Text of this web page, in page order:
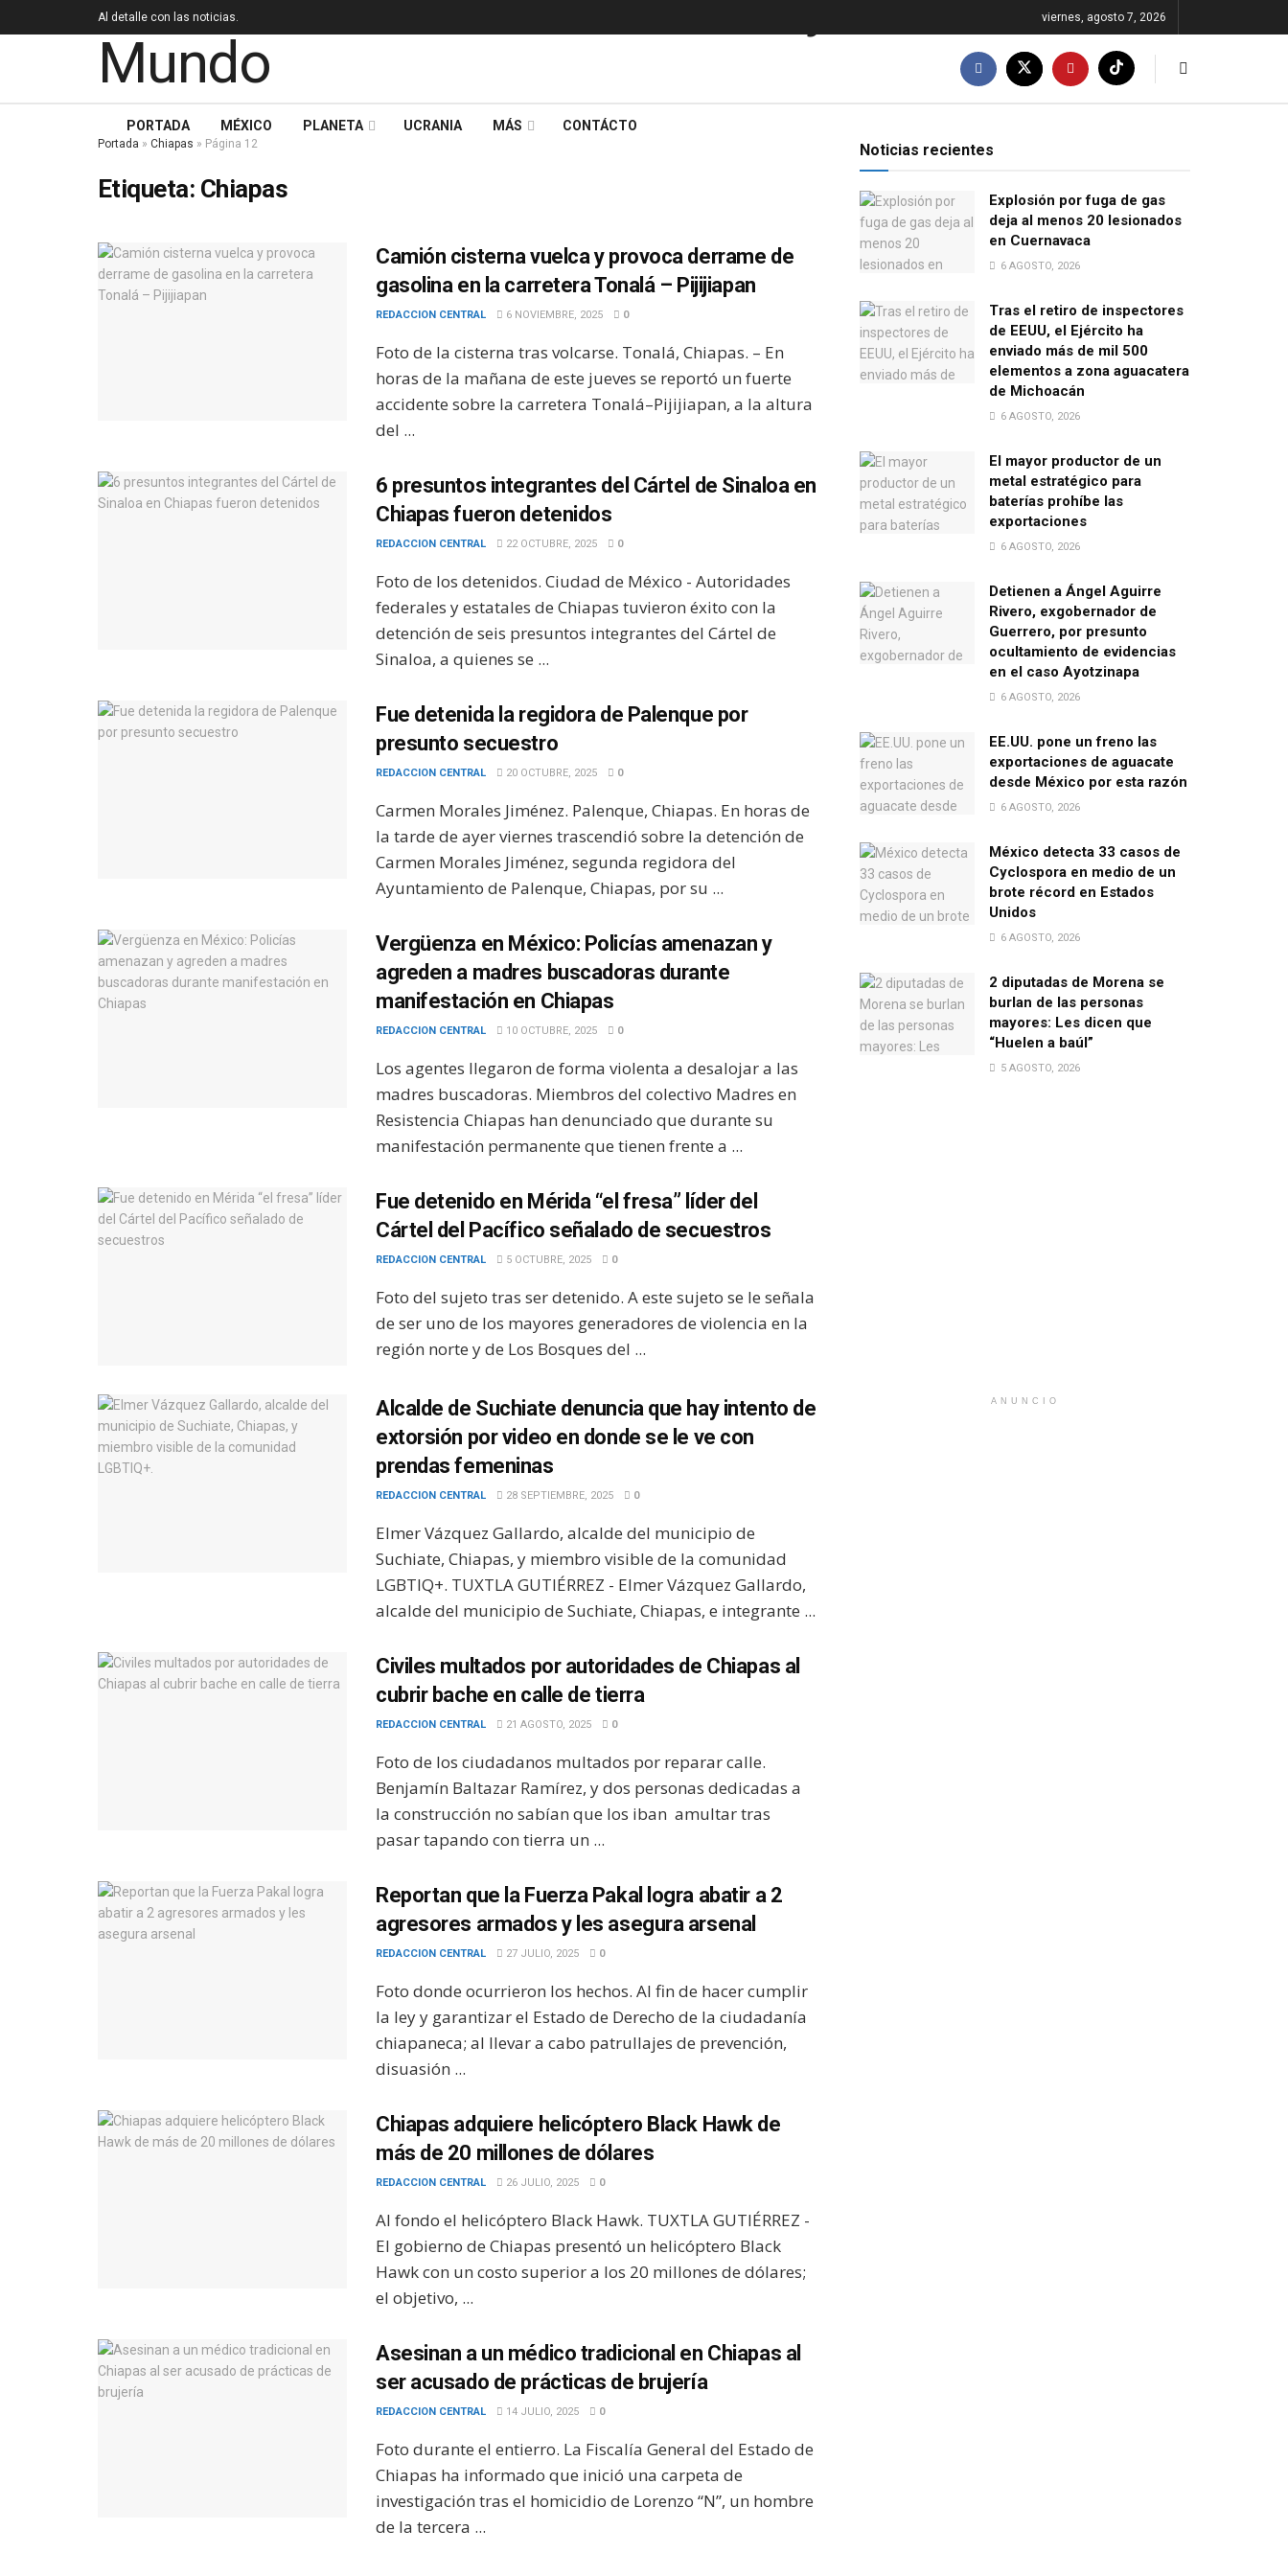
Al detalle con las noticias. viernes, agosto 7, 2026
PORTADA MÉXICO PLANETA UCRANIA MÁS CONTÁCTO
Portada » Chiapas » Página 12
Etiqueta: Chiapas
Camión cisterna vuelca y provoca derrame de
gasolina en la carretera Tonalá – Pijijiapan
REDACCION CENTRAL 6 NOVIEMBRE, 2025 0
Foto de la cisterna tras volcarse. Tonalá, Chiapas. – En
horas de la mañana de este jueves se reportó un fuerte
accidente sobre la carretera Tonalá–Pijijiapan, a la altura
del ...
6 presuntos integrantes del Cártel de Sinaloa en
Chiapas fueron detenidos
REDACCION CENTRAL 22 OCTUBRE, 2025 0
Foto de los detenidos. Ciudad de México - Autoridades
federales y estatales de Chiapas tuvieron éxito con la
detención de seis presuntos integrantes del Cártel de
Sinaloa, a quienes se ...
Fue detenida la regidora de Palenque por
presunto secuestro
REDACCION CENTRAL 20 OCTUBRE, 2025 0
Carmen Morales Jiménez. Palenque, Chiapas. En horas de
la tarde de ayer viernes trascendió sobre la detención de
Carmen Morales Jiménez, segunda regidora del
Ayuntamiento de Palenque, Chiapas, por su ...
Vergüenza en México: Policías amenazan y
agreden a madres buscadoras durante
manifestación en Chiapas
REDACCION CENTRAL 10 OCTUBRE, 2025 0
Los agentes llegaron de forma violenta a desalojar a las
madres buscadoras. Miembros del colectivo Madres en
Resistencia Chiapas han denunciado que durante su
manifestación permanente que tienen frente a ...
Fue detenido en Mérida “el fresa” líder del
Cártel del Pacífico señalado de secuestros
REDACCION CENTRAL 5 OCTUBRE, 2025 0
Foto del sujeto tras ser detenido. A este sujeto se le señala
de ser uno de los mayores generadores de violencia en la
región norte y de Los Bosques del ...
Alcalde de Suchiate denuncia que hay intento de
extorsión por video en donde se le ve con
prendas femeninas
REDACCION CENTRAL 28 SEPTIEMBRE, 2025 0
Elmer Vázquez Gallardo, alcalde del municipio de
Suchiate, Chiapas, y miembro visible de la comunidad
LGBTIQ+. TUXTLA GUTIÉRREZ - Elmer Vázquez Gallardo,
alcalde del municipio de Suchiate, Chiapas, e integrante ...
Civiles multados por autoridades de Chiapas al
cubrir bache en calle de tierra
REDACCION CENTRAL 21 AGOSTO, 2025 0
Foto de los ciudadanos multados por reparar calle.
Benjamín Baltazar Ramírez, y dos personas dedicadas a
la construcción no sabían que los iban amultar tras
pasar tapando con tierra un ...
Reportan que la Fuerza Pakal logra abatir a 2
agresores armados y les asegura arsenal
REDACCION CENTRAL 27 JULIO, 2025 0
Foto donde ocurrieron los hechos. Al fin de hacer cumplir
la ley y garantizar el Estado de Derecho de la ciudadanía
chiapaneca; al llevar a cabo patrullajes de prevención,
disuasión ...
Chiapas adquiere helicóptero Black Hawk de
más de 20 millones de dólares
REDACCION CENTRAL 26 JULIO, 2025 0
Al fondo el helicóptero Black Hawk. TUXTLA GUTIÉRREZ -
El gobierno de Chiapas presentó un helicóptero Black
Hawk con un costo superior a los 20 millones de dólares;
el objetivo, ...
Asesinan a un médico tradicional en Chiapas al
ser acusado de prácticas de brujería
REDACCION CENTRAL 14 JULIO, 2025 0
Foto durante el entierro. La Fiscalía General del Estado de
Chiapas ha informado que inició una carpeta de
investigación tras el homicidio de Lorenzo “N”, un hombre
de la tercera ...
Noticias recientes
Explosión por fuga de gas
deja al menos 20 lesionados
en Cuernavaca
6 AGOSTO, 2026
Tras el retiro de inspectores
de EEUU, el Ejército ha
enviado más de mil 500
elementos a zona aguacatera
de Michoacán
6 AGOSTO, 2026
El mayor productor de un
metal estratégico para
baterías prohíbe las
exportaciones
6 AGOSTO, 2026
Detienen a Ángel Aguirre
Rivero, exgobernador de
Guerrero, por presunto
ocultamiento de evidencias
en el caso Ayotzinapa
6 AGOSTO, 2026
EE.UU. pone un freno las
exportaciones de aguacate
desde México por esta razón
6 AGOSTO, 2026
México detecta 33 casos de
Cyclospora en medio de un
brote récord en Estados
Unidos
6 AGOSTO, 2026
2 diputadas de Morena se
burlan de las personas
mayores: Les dicen que
“Huelen a baúl”
5 AGOSTO, 2026
ANUNCIO